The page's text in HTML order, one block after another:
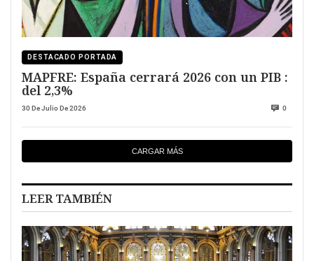
DESTACADO PORTADA
MAPFRE: España cerrará 2026 con un PIB :
del 2,3%
30 De Julio De 2026 0
CARGAR MÁS
LEER TAMBIÉN